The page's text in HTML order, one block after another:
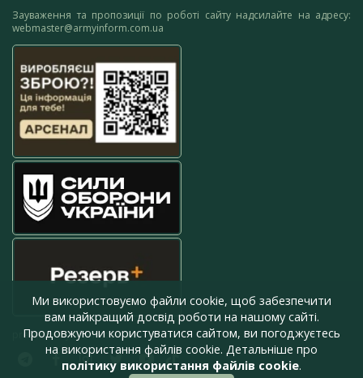
Зауваження та пропозиції по роботі сайту надсилайте на адресу:
webmaster@armyinform.com.ua
press@armyinform.com.ua
Ми використовуємо файли cookie, щоб забезпечити
вам найкращий досвід роботи на нашому сайті.
Продовжуючи користуватися сайтом, ви погоджуєтесь
на використання файлів cookie. Детальніше про
політику використання файлів cookie.